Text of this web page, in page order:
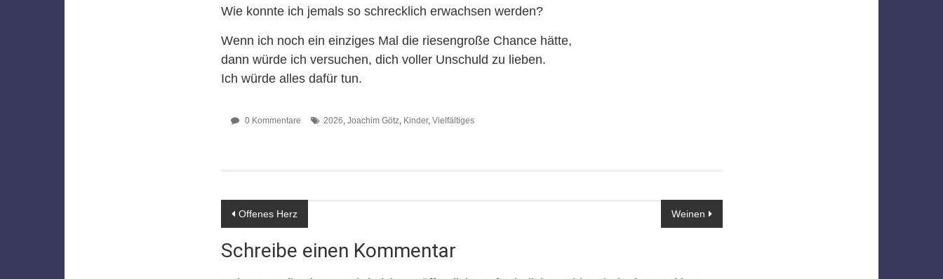
Wie konnte ich jemals so schrecklich erwachsen werden?
Wenn ich noch ein einziges Mal die riesengroße Chance hätte,
dann würde ich versuchen, dich voller Unschuld zu lieben.
Ich würde alles dafür tun.
0 Kommentare 2026 Joachim Götz, Kinder, Vielfältiges
Beitragsnavigation
Offenes Herz Weinen
Schreibe einen Kommentar